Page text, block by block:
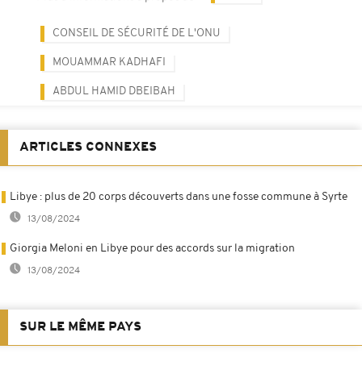
CONSEIL DE SÉCURITÉ DE L'ONU
MOUAMMAR KADHAFI
ABDUL HAMID DBEIBAH
ARTICLES CONNEXES
Libye : plus de 20 corps découverts dans une fosse commune à Syrte
13/08/2024
Giorgia Meloni en Libye pour des accords sur la migration
13/08/2024
SUR LE MÊME PAYS